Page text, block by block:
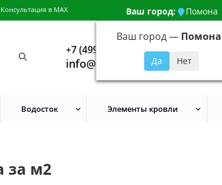
Консультация в MAX Ваш город: Помона
Ваш город — Помона
+7 (499) 648-92-94
info@evroshtaketnikmoskva.ru
Водосток Элементы кровли
за м2